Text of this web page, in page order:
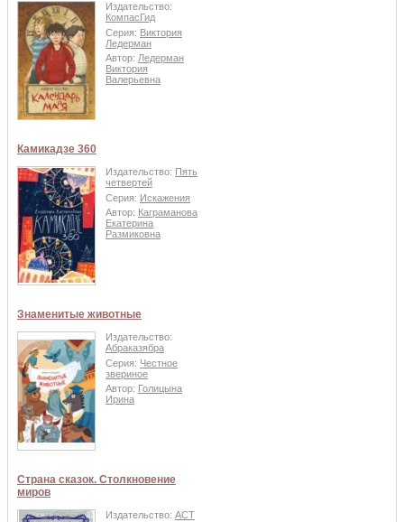
Издательство:
КомпасГид
Серия: Виктория
Ледерман
Автор: Ледерман
Виктория
Валерьевна
Камикадзе 360
Издательство: Пять
четвертей
Серия: Искажения
Автор: Каграманова
Екатерина
Размиковна
Знаменитые животные
Издательство:
Абраказябра
Серия: Честное
звериное
Автор: Голицына
Ирина
Страна сказок. Столкновение
миров
Издательство: АСТ